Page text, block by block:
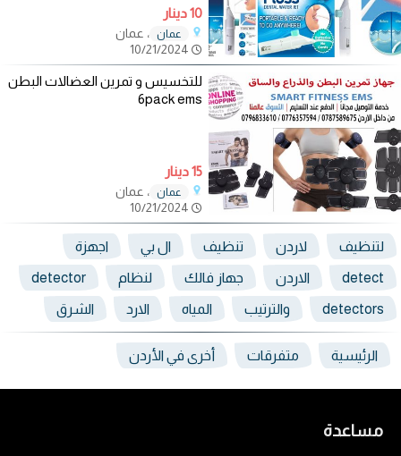
10 دينار
عمان ، عمان
للتخسيس و تمرين العضالات البطن
6pack ems
15 دينار
عمان ، عمان
لتنظيف لاردن تنظيف ال بي اجهزة
detect الاردن جهاز فالك لنظام detector
detectors والترتيب المياه الارد الشرق
الرئيسية متفرقات أخرى في الأردن
مساعدة